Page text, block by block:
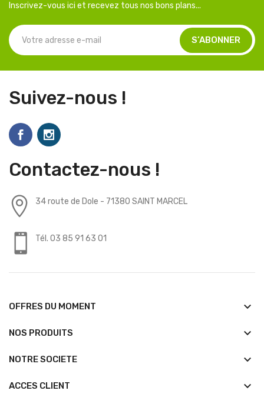
Inscrivez-vous ici et recevez tous nos bons plans...
Suivez-nous !
Contactez-nous !
34 route de Dole - 71380 SAINT MARCEL
Tél. 03 85 91 63 01
OFFRES DU MOMENT keyboard_arrow_down
NOS PRODUITS keyboard_arrow_down
NOTRE SOCIETE keyboard_arrow_down
ACCES CLIENT keyboard_arrow_down